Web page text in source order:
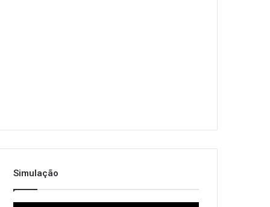
Simulação